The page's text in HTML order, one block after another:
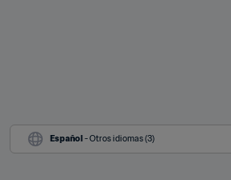
Español - Otros idiomas (3)